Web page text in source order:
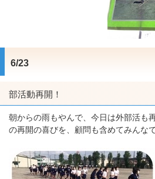
6/23
部活動再開！
朝からの雨もやんで、今日は外部活も
の再開の喜びを、顧問も含めてみんな